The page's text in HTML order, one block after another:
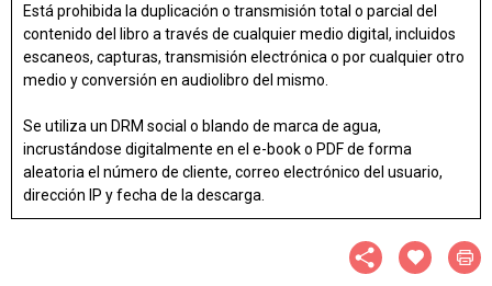
Está prohibida la duplicación o transmisión total o parcial del
contenido del libro a través de cualquier medio digital, incluidos
escaneos, capturas, transmisión electrónica o por cualquier otro
medio y conversión en audiolibro del mismo.
Se utiliza un DRM social o blando de marca de agua,
incrustándose digitalmente en el e-book o PDF de forma
aleatoria el número de cliente, correo electrónico del usuario,
dirección IP y fecha de la descarga.